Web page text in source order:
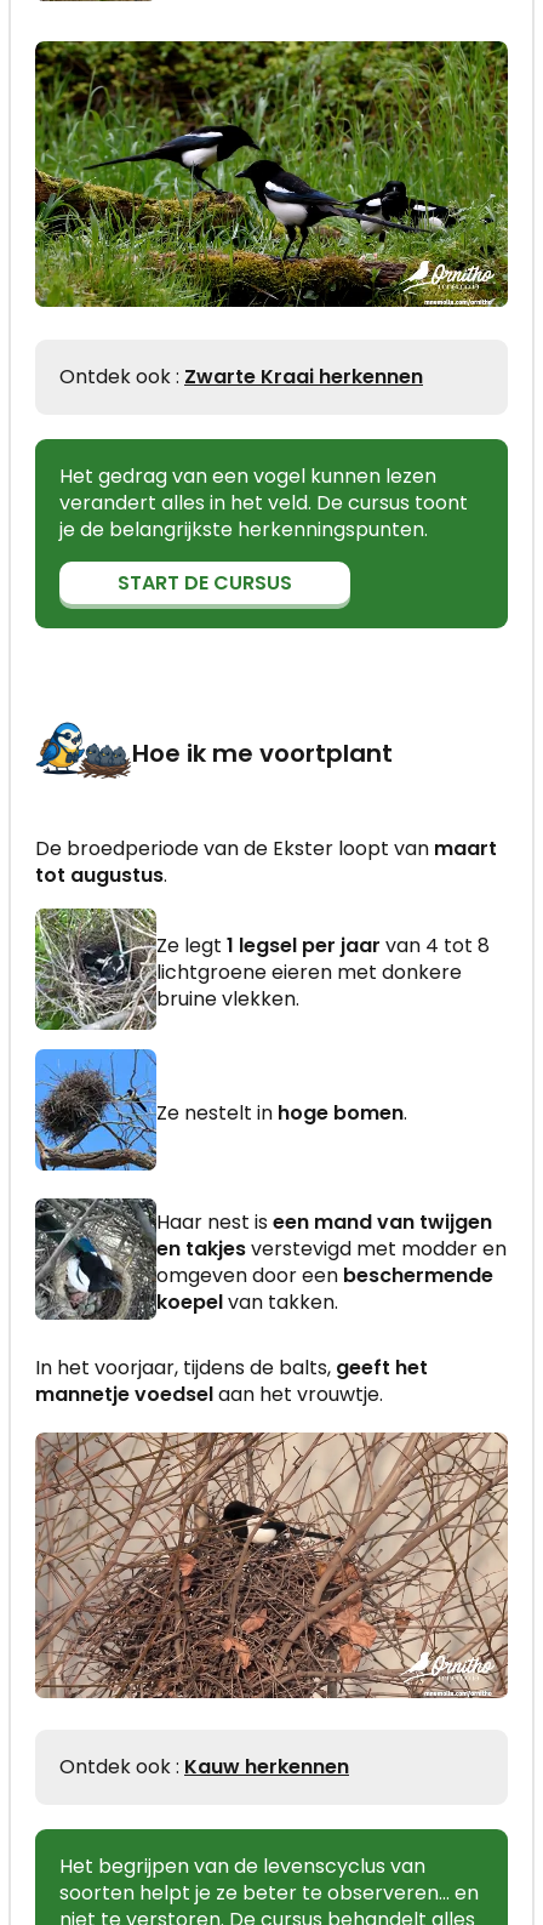
Ontdek ook : Zwarte Kraai herkennen
Het gedrag van een vogel kunnen lezen
verandert alles in het veld. De cursus toont
je de belangrijkste herkenningspunten.
START DE CURSUS
Hoe ik me voortplant
De broedperiode van de Ekster loopt van maart
tot augustus.
Ze legt 1 legsel per jaar van 4 tot 8
lichtgroene eieren met donkere
bruine vlekken.
Ze nestelt in hoge bomen.
Haar nest iseen mand van twijgen
en takjesverstevigd met modder en
omgeven door een beschermende
koepelvan takken.
In het voorjaar, tijdens de balts, geeft het
mannetje voedselaan het vrouwtje.
Ontdek ook : Kauw herkennen
Het begrijpen van de levenscyclus van
soorten helpt je ze beter te observeren… en
niet te verstoren. De cursus behandelt alles